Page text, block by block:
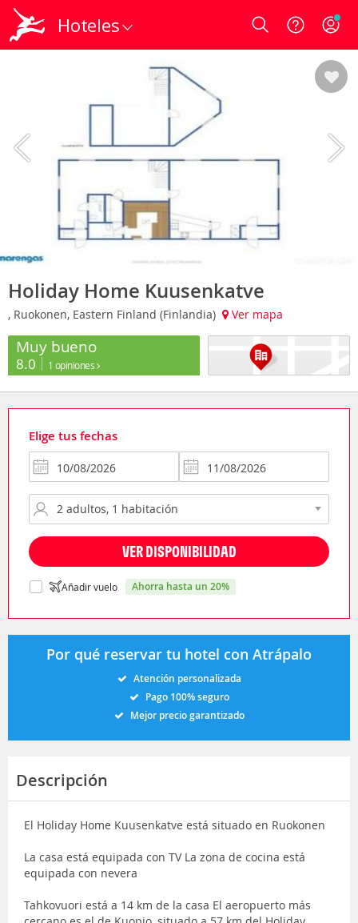
Hoteles Login
Holiday Home Kuusenkatve
, Ruokonen, Eastern Finland (Finlandia) Ver mapa
Muy bueno
8.0 1 opiniones
Elige tus fechas
VER DISPONIBILIDAD
Añadir vuelo ahorra hasta un 20%
Por qué reservar tu hotel con Atrápalo
Atención personalizada
Pago 100% seguro
Mejor precio garantizado
Descripción
El Holiday Home Kuusenkatve está situado en Ruokonen
La casa está equipada con TV La zona de cocina está
equipada con nevera
Tahkovuori está a 14 km de la casa El aeropuerto más